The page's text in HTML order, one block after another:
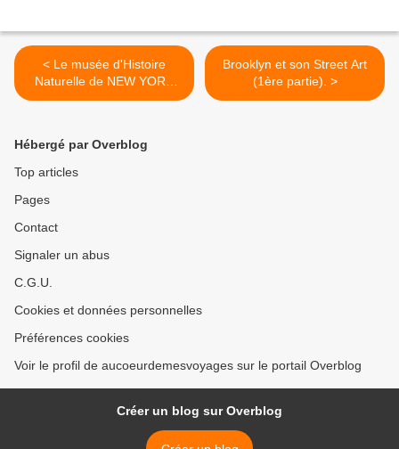
< Le musée d'Histoire
Naturelle de NEW YORK
(Dernière partie).
Brooklyn et son Street Art
(1ère partie). >
Hébergé par Overblog
Top articles
Pages
Contact
Signaler un abus
C.G.U.
Cookies et données personnelles
Préférences cookies
Voir le profil de aucoeurdemesvoyages sur le portail Overblog
Créer un blog sur Overblog